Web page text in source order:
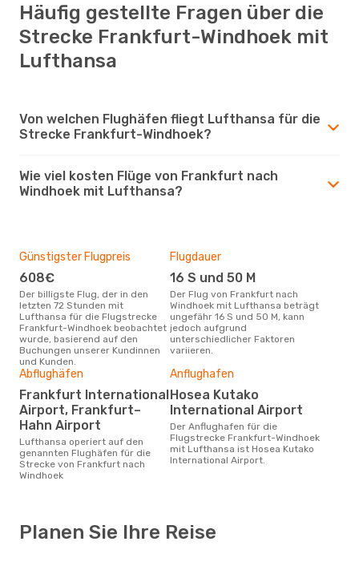
Häufig gestellte Fragen über die
Strecke Frankfurt-Windhoek mit
Lufthansa
Von welchen Flughäfen fliegt Lufthansa für die
Strecke Frankfurt-Windhoek?
Wie viel kosten Flüge von Frankfurt nach
Windhoek mit Lufthansa?
Günstigster Flugpreis
608€
Der billigste Flug, der in den
letzten 72 Stunden mit
Lufthansa für die Flugstrecke
Frankfurt-Windhoek beobachtet
wurde, basierend auf den
Buchungen unserer Kundinnen
und Kunden.
Flugdauer
16 S und 50 M
Der Flug von Frankfurt nach
Windhoek mit Lufthansa beträgt
ungefähr 16 S und 50 M, kann
jedoch aufgrund
unterschiedlicher Faktoren
variieren.
Abflughäfen
Frankfurt International
Airport, Frankfurt–
Hahn Airport
Lufthansa operiert auf den
genannten Flughäfen für die
Strecke von Frankfurt nach
Windhoek
Anflughafen
Hosea Kutako
International Airport
Der Anflughafen für die
Flugstrecke Frankfurt-Windhoek
mit Lufthansa ist Hosea Kutako
International Airport.
Planen Sie Ihre Reise